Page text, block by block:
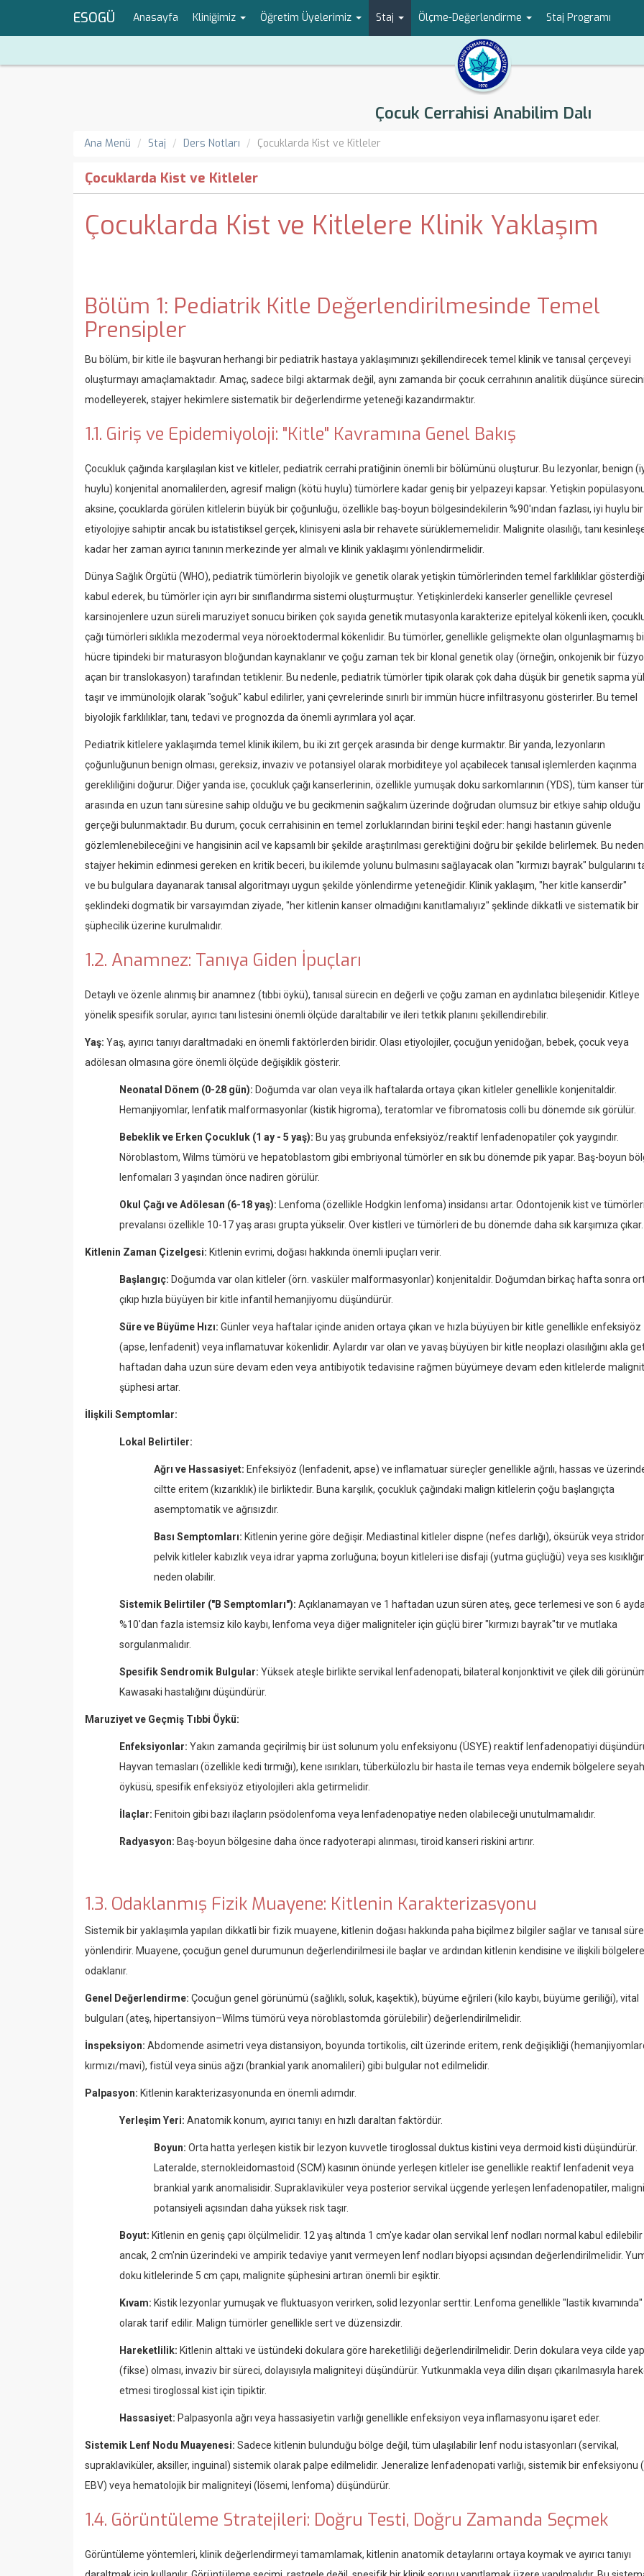
ESOGÜ Anasayfa Kliniğimiz Öğretim Üyelerimiz Staj Ölçme-Değerlendirme Staj Programı
Çocuk Cerrahisi Anabilim Dalı
Ana Menü Staj Ders Notları Çocuklarda Kist ve Kitleler
Çocuklarda Kist ve Kitleler
Çocuklarda Kist ve Kitlelere Klinik Yaklaşım
Bölüm 1: Pediatrik Kitle Değerlendirilmesinde Temel
Prensipler
Bu bölüm, bir kitle ile başvuran herhangi bir pediatrik hastaya yaklaşımınızı şekillendirecek temel klinik ve tanısal çerçeveyi
oluşturmayı amaçlamaktadır. Amaç, sadece bilgi aktarmak değil, aynı zamanda bir çocuk cerrahının analitik düşünce sürecini
modelleyerek, stajyer hekimlere sistematik bir değerlendirme yeteneği kazandırmaktır.
1.1. Giriş ve Epidemiyoloji: "Kitle" Kavramına Genel Bakış
Çocukluk çağında karşılaşılan kist ve kitleler, pediatrik cerrahi pratiğinin önemli bir bölümünü oluşturur. Bu lezyonlar, benign
huylu) konjenital anomalilerden, agresif malign (kötü huylu) tümörlere kadar geniş bir yelpazeyi kapsar. Yetişkin
aksine, çocuklarda görülen kitlelerin büyük bir çoğunluğu, özellikle baş-boyun bölgesindekilerin %90'ından fazlası, iyi huylu bir
etiyolojiye sahiptir ancak bu istatistiksel gerçek, klinisyeni asla bir rehavete sürüklememelidir. Malignite olasılığı, tanı
kadar her zaman ayırıcı tanının merkezinde yer almalı ve klinik yaklaşımı yönlendirmelidir.
Dünya Sağlık Örgütü (WHO), pediatrik tümörlerin biyolojik ve genetik olarak yetişkin tümörlerinden temel farklılıklar
kabul ederek, bu tümörler için ayrı bir sınıflandırma sistemi oluşturmuştur. Yetişkinlerdeki kanserler genellikle çevresel
karsinojenlere uzun süreli maruziyet sonucu biriken çok sayıda genetik mutasyonla karakterize epitelyal kökenli iken,
çağı tümörleri sıklıkla mezodermal veya nöroektodermal kökenlidir. Bu tümörler, genellikle gelişmekte olan olgunlaşmamış
hücre tipindeki bir maturasyon bloğundan kaynaklanır ve çoğu zaman tek bir klonal genetik olay (örneğin, onkojenik bir
açan bir translokasyon) tarafından tetiklenir. Bu nedenle, pediatrik tümörler tipik olarak çok daha düşük bir genetik sapma
taşır ve immünolojik olarak "soğuk" kabul edilirler, yani çevrelerinde sınırlı bir immün hücre infiltrasyonu gösterirler. Bu temel
biyolojik farklılıklar, tanı, tedavi ve prognozda da önemli ayrımlara yol açar.
Pediatrik kitlelere yaklaşımda temel klinik ikilem, bu iki zıt gerçek arasında bir denge kurmaktır. Bir yanda, lezyonların
çoğunluğunun benign olması, gereksiz, invaziv ve potansiyel olarak morbiditeye yol açabilecek tanısal işlemlerden kaçınma
gerekliliğini doğurur. Diğer yanda ise, çocukluk çağı kanserlerinin, özellikle yumuşak doku sarkomlarının (YDS), tüm kanser
arasında en uzun tanı süresine sahip olduğu ve bu gecikmenin sağkalım üzerinde doğrudan olumsuz bir etkiye sahip olduğu
gerçeği bulunmaktadır. Bu durum, çocuk cerrahisinin en temel zorluklarından birini teşkil eder: hangi hastanın güvenle
gözlemlenebileceğini ve hangisinin acil ve kapsamlı bir şekilde araştırılması gerektiğini doğru bir şekilde belirlemek. Bu
stajyer hekimin edinmesi gereken en kritik beceri, bu ikilemde yolunu bulmasını sağlayacak olan "kırmızı bayrak" bulgularını
ve bu bulgulara dayanarak tanısal algoritmayı uygun şekilde yönlendirme yeteneğidir. Klinik yaklaşım, "her kitle kanserdir"
şeklindeki dogmatik bir varsayımdan ziyade, "her kitlenin kanser olmadığını kanıtlamalıyız" şeklinde dikkatli ve sistematik bir
şüphecilik üzerine kurulmalıdır.
1.2. Anamnez: Tanıya Giden İpuçları
Detaylı ve özenle alınmış bir anamnez (tıbbi öykü), tanısal sürecin en değerli ve çoğu zaman en aydınlatıcı bileşenidir. Kitleye
yönelik spesifik sorular, ayırıcı tanı listesini önemli ölçüde daraltabilir ve ileri tetkik planını şekillendirebilir.
Yaş: Yaş, ayırıcı tanıyı daraltmadaki en önemli faktörlerden biridir. Olası etiyolojiler, çocuğun yenidoğan, bebek, çocuk veya
adölesan olmasına göre önemli ölçüde değişiklik gösterir.
Neonatal Dönem (0-28 gün): Doğumda var olan veya ilk haftalarda ortaya çıkan kitleler genellikle konjenitaldir.
Hemanjiyomlar, lenfatik malformasyonlar (kistik higroma), teratomlar ve fibromatosis colli bu dönemde sık görülür.
Bebeklik ve Erken Çocukluk (1 ay - 5 yaş): Bu yaş grubunda enfeksiyöz/reaktif lenfadenopatiler çok yaygındır.
Nöroblastom, Wilms tümörü ve hepatoblastom gibi embriyonal tümörler en sık bu dönemde pik yapar. Baş-boyun
lenfomaları 3 yaşından önce nadiren görülür.
Okul Çağı ve Adölesan (6-18 yaş): Lenfoma (özellikle Hodgkin lenfoma) insidansı artar. Odontojenik kist ve
prevalansı özellikle 10-17 yaş arası grupta yükselir. Over kistleri ve tümörleri de bu dönemde daha sık karşımıza çıkar.
Kitlenin Zaman Çizelgesi: Kitlenin evrimi, doğası hakkında önemli ipuçları verir.
Başlangıç: Doğumda var olan kitleler (örn. vasküler malformasyonlar) konjenitaldir. Doğumdan birkaç hafta sonra
çıkıp hızla büyüyen bir kitle infantil hemanjiyomu düşündürür.
Süre ve Büyüme Hızı: Günler veya haftalar içinde aniden ortaya çıkan ve hızla büyüyen bir kitle genellikle enfeksiyöz
(apse, lenfadenit) veya inflamatuvar kökenlidir. Aylardır var olan ve yavaş büyüyen bir kitle neoplazi olasılığını akla
haftadan daha uzun süre devam eden veya antibiyotik tedavisine rağmen büyümeye devam eden kitlelerde
şüphesi artar.
İlişkili Semptomlar:
Lokal Belirtiler:
Ağrı ve Hassasiyet: Enfeksiyöz (lenfadenit, apse) ve inflamatuar süreçler genellikle ağrılı, hassas ve
ciltte eritem (kızarıklık) ile birliktedir. Buna karşılık, çocukluk çağındaki malign kitlelerin çoğu başlangıçta
asemptomatik ve ağrısızdır.
Bası Semptomları: Kitlenin yerine göre değişir. Mediastinal kitleler dispne (nefes darlığı), öksürük veya
pelvik kitleler kabızlık veya idrar yapma zorluğuna; boyun kitleleri ise disfaji (yutma güçlüğü) veya ses
neden olabilir.
Sistemik Belirtiler ("B Semptomları"): Açıklanamayan ve 1 haftadan uzun süren ateş, gece terlemesi ve son 6 ayda
%10'dan fazla istemsiz kilo kaybı, lenfoma veya diğer maligniteler için güçlü birer "kırmızı bayrak"tır ve mutlaka
sorgulanmalıdır.
Spesifik Sendromik Bulgular: Yüksek ateşle birlikte servikal lenfadenopati, bilateral konjonktivit ve çilek dili
Kawasaki hastalığını düşündürür.
Maruziyet ve Geçmiş Tıbbi Öykü:
Enfeksiyonlar: Yakın zamanda geçirilmiş bir üst solunum yolu enfeksiyonu (ÜSYE) reaktif lenfadenopatiyi
Hayvan temasları (özellikle kedi tırmığı), kene ısırıkları, tüberkülozlu bir hasta ile temas veya endemik bölgelere
öyküsü, spesifik enfeksiyöz etiyolojileri akla getirmelidir.
İlaçlar: Fenitoin gibi bazı ilaçların psödolenfoma veya lenfadenopatiye neden olabileceği unutulmamalıdır.
Radyasyon: Baş-boyun bölgesine daha önce radyoterapi alınması, tiroid kanseri riskini artırır.
1.3. Odaklanmış Fizik Muayene: Kitlenin Karakterizasyonu
Sistemik bir yaklaşımla yapılan dikkatli bir fizik muayene, kitlenin doğası hakkında paha biçilmez bilgiler sağlar ve tanısal
yönlendirir. Muayene, çocuğun genel durumunun değerlendirilmesi ile başlar ve ardından kitlenin kendisine ve ilişkili bölgelere
odaklanır.
Genel Değerlendirme: Çocuğun genel görünümü (sağlıklı, soluk, kaşektik), büyüme eğrileri (kilo kaybı, büyüme geriliği), vital
bulguları (ateş, hipertansiyon–Wilms tümörü veya nöroblastomda görülebilir) değerlendirilmelidir.
İnspeksiyon: Abdomende asimetri veya distansiyon, boyunda tortikolis, cilt üzerinde eritem, renk değişikliği
kırmızı/mavi), fistül veya sinüs ağzı (brankial yarık anomalileri) gibi bulgular not edilmelidir.
Palpasyon: Kitlenin karakterizasyonunda en önemli adımdır.
Yerleşim Yeri: Anatomik konum, ayırıcı tanıyı en hızlı daraltan faktördür.
Boyun: Orta hatta yerleşen kistik bir lezyon kuvvetle tiroglossal duktus kistini veya dermoid kisti düşündürür.
Lateralde, sternokleidomastoid (SCM) kasının önünde yerleşen kitleler ise genellikle reaktif lenfadenit veya
brankial yarık anomalisidir. Supraklaviküler veya posterior servikal üçgende yerleşen lenfadenopatiler,
potansiyeli açısından daha yüksek risk taşır.
Boyut: Kitlenin en geniş çapı ölçülmelidir. 12 yaş altında 1 cm'ye kadar olan servikal lenf nodları normal kabul edilebilir
ancak, 2 cm'nin üzerindeki ve ampirik tedaviye yanıt vermeyen lenf nodları biyopsi açısından değerlendirilmelidir.
doku kitlelerinde 5 cm çapı, malignite şüphesini artıran önemli bir eşiktir.
Kıvam: Kistik lezyonlar yumuşak ve fluktuasyon verirken, solid lezyonlar serttir. Lenfoma genellikle "lastik kıvamında"
olarak tarif edilir. Malign tümörler genellikle sert ve düzensizdir.
Hareketlilik: Kitlenin alttaki ve üstündeki dokulara göre hareketliliği değerlendirilmelidir. Derin dokulara veya cilde
(fikse) olması, invaziv bir süreci, dolayısıyla maligniteyi düşündürür. Yutkunmakla veya dilin dışarı çıkarılmasıyla
etmesi tiroglossal kist için tipiktir.
Hassasiyet: Palpasyonla ağrı veya hassasiyetin varlığı genellikle enfeksiyon veya inflamasyonu işaret eder.
Sistemik Lenf Nodu Muayenesi: Sadece kitlenin bulunduğu bölge değil, tüm ulaşılabilir lenf nodu istasyonları (servikal,
supraklaviküler, aksiller, inguinal) sistemik olarak palpe edilmelidir. Jeneralize lenfadenopati varlığı, sistemik bir enfeksiyonu
EBV) veya hematolojik bir maligniteyi (lösemi, lenfoma) düşündürür.
1.4. Görüntüleme Stratejileri: Doğru Testi, Doğru Zamanda Seçmek
Görüntüleme yöntemleri, klinik değerlendirmeyi tamamlamak, kitlenin anatomik detaylarını ortaya koymak ve ayırıcı tanıyı